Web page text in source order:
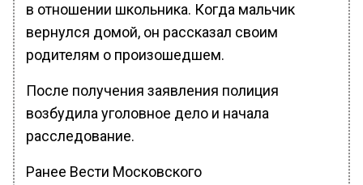
в отношении школьника. Когда мальчик
вернулся домой, он рассказал своим
родителям о произошедшем.
После получения заявления полиция
возбудила уголовное дело и начала
расследование.
Ранее Вести Московского